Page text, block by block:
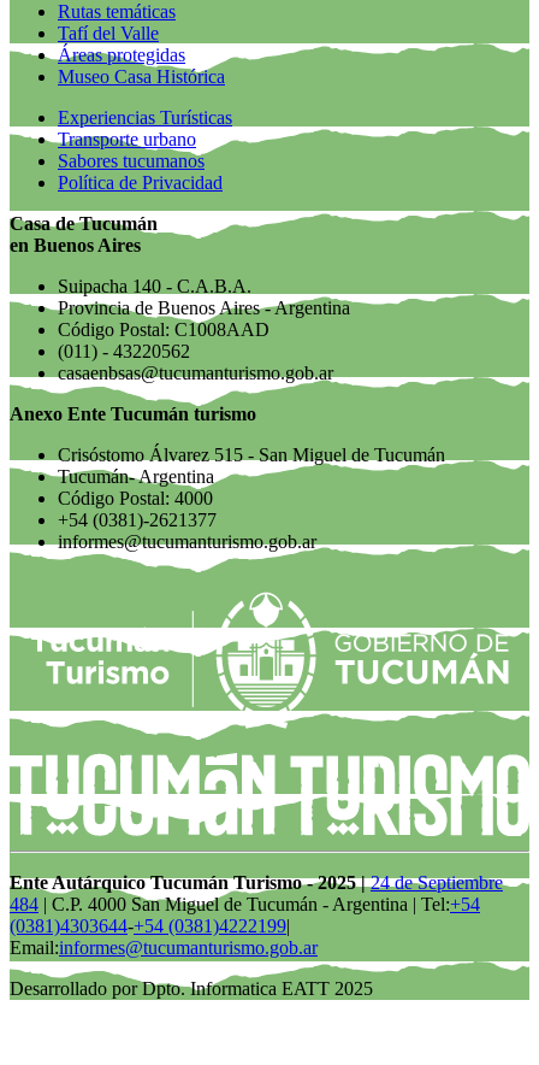
Rutas temáticas
Tafí del Valle
Áreas protegidas
Museo Casa Histórica
Experiencias Turísticas
Transporte urbano
Sabores tucumanos
Política de Privacidad
Casa de Tucumán
en Buenos Aires
Suipacha 140 - C.A.B.A.
Provincia de Buenos Aires - Argentina
Código Postal: C1008AAD
(011) - 43220562
casaenbsas@tucumanturismo.gob.ar
Anexo Ente Tucumán turismo
Crisóstomo Álvarez 515 - San Miguel de Tucumán
Tucumán- Argentina
Código Postal: 4000
+54 (0381)-2621377
informes@tucumanturismo.gob.ar
Ente Autárquico Tucumán Turismo - 2025 |24 de Septiembre
484 | C.P. 4000 San Miguel de Tucumán - Argentina | Tel:+54
(0381)4303644-+54 (0381)4222199|
Email:informes@tucumanturismo.gob.ar
Desarrollado por Dpto. Informatica EATT 2025